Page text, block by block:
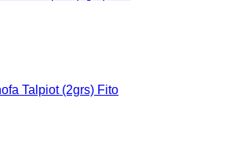
Talpiot (2grs) Fito